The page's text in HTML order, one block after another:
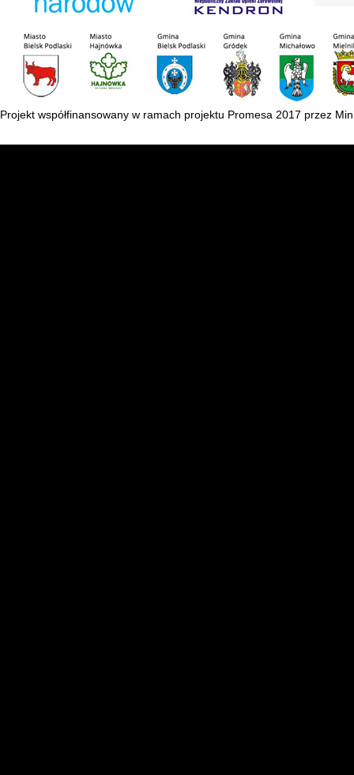
Projekt współfinansowany w ramach projektu Promesa 2017 przez